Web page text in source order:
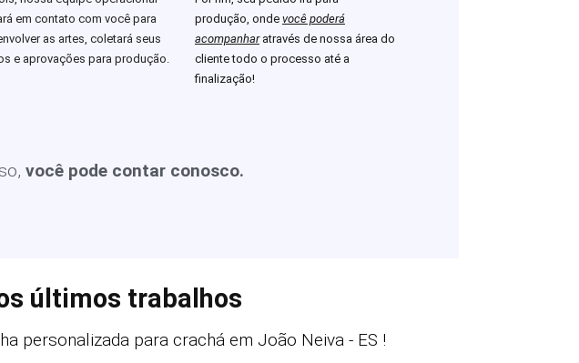
em contato com você para
as artes, coletará seus
e aprovações para produção.
produção, onde você poderá
acompanharatravés de nossa área do
cliente todo o processo até a
finalização!
você pode contar conosco.
últimos trabalhos
personalizada para crachá em João Neiva - ES !